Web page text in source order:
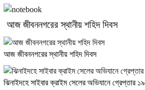
আজ জীবননগরের স্থানীয় শহিদ দিবস
আজ জীবননগরের স্থানীয় শহিদ দিবস
ঝিনাইদহে সাইবার ক্রাইম সেলের অভিযানে গ্রেপ্তার ১৯